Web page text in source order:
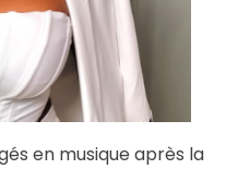
en musique après la